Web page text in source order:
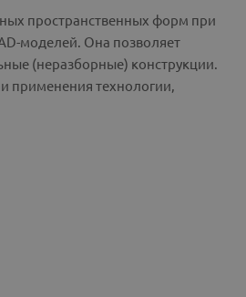
пространственных форм при
моделей. Она позволяет
(неразборные) конструкции.
применения технологии,